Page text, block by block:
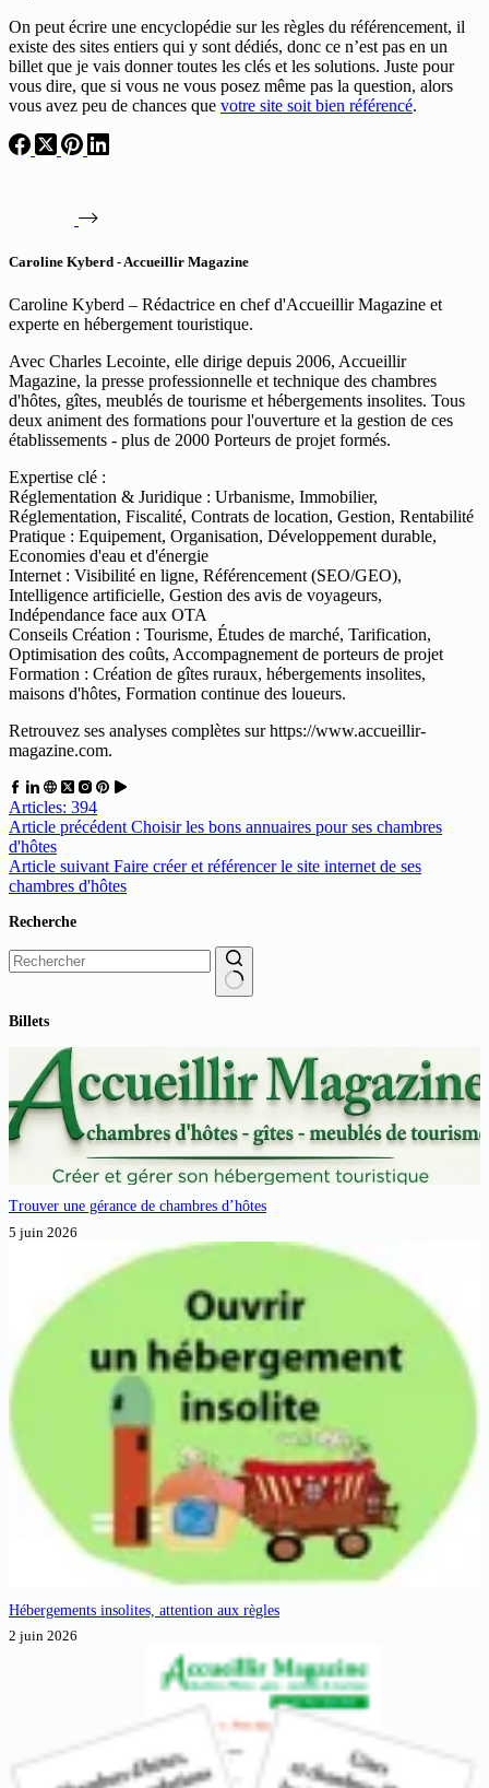
On peut écrire une encyclopédie sur les règles du référencement, il
existe des sites entiers qui y sont dédiés, donc ce n’est pas en un
billet que je vais donner toutes les clés et les solutions. Juste pour
vous dire, que si vous ne vous posez même pas la question, alors
vous avez peu de chances que votre site soit bien référencé.
Caroline Kyberd - Accueillir Magazine
Caroline Kyberd – Rédactrice en chef d'Accueillir Magazine et
experte en hébergement touristique.
Avec Charles Lecointe, elle dirige depuis 2006, Accueillir
Magazine, la presse professionnelle et technique des chambres
d'hôtes, gîtes, meublés de tourisme et hébergements insolites. Tous
deux animent des formations pour l'ouverture et la gestion de ces
établissements - plus de 2000 Porteurs de projet formés.
Expertise clé :
Réglementation & Juridique : Urbanisme, Immobilier,
Réglementation, Fiscalité, Contrats de location, Gestion, Rentabilité
Pratique : Equipement, Organisation, Développement durable,
Economies d'eau et d'énergie
Internet : Visibilité en ligne, Référencement (SEO/GEO),
Intelligence artificielle, Gestion des avis de voyageurs,
Indépendance face aux OTA
Conseils Création : Tourisme, Études de marché, Tarification,
Optimisation des coûts, Accompagnement de porteurs de projet
Formation : Création de gîtes ruraux, hébergements insolites,
maisons d'hôtes, Formation continue des loueurs.
Retrouvez ses analyses complètes sur https://www.accueillir-
magazine.com.
Articles: 394
Article précédent Choisir les bons annuaires pour ses chambres
d'hôtes
Article suivant Faire créer et référencer le site internet de ses
chambres d'hôtes
Recherche
résultat
Billets
Trouver une gérance de chambres d’hôtes
5 juin 2026
Hébergements insolites, attention aux règles
2 juin 2026